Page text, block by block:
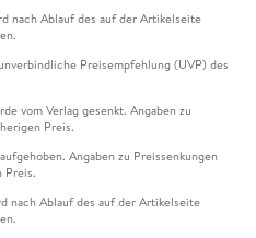
nach Ablauf des auf der Artikelseite
Preisempfehlung (UVP) des
vom Verlag gesenkt. Angaben zu
Preis.
Angaben zu Preissenkungen
Preis.
nach Ablauf des auf der Artikelseite